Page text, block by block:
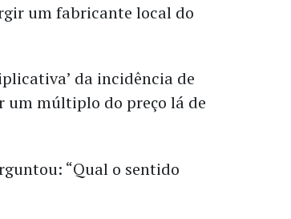
um fabricante local do
da incidência de
um múltiplo do preço lá de
“Qual o sentido